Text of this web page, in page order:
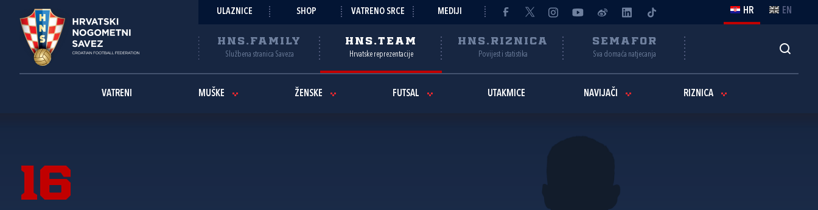
ULAZNICE SHOP VATRENO SRCE MEDIJI HR EN
HNS.FAMILY
Službena stranica Saveza
HNS.TEAM
Hrvatske reprezentacije
HNS.RIZNICA
Povijest i statistika
SEMAFOR
Sva domaća natjecanja
VATRENI MUŠKE ŽENSKE FUTSAL UTAKMICE NAVIJAČI RIZNICA
16